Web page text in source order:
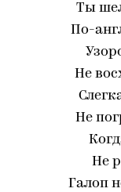
Ты
По-
Не
Не
Не
Галоп